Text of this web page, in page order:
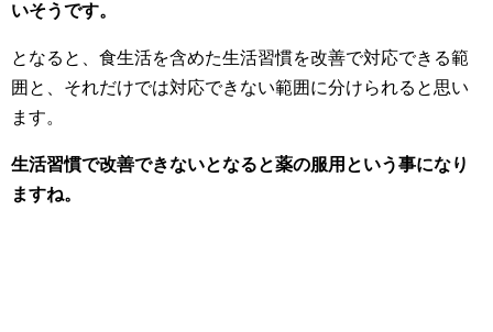
いそうです。
となると、食生活を含めた生活習慣を改善で対応できる範
囲と、それだけでは対応できない範囲に分けられると思い
ます。
生活習慣で改善できないとなると薬の服用という事になり
ますね。